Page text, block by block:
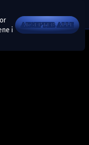
i
AKSEPTER ALLE